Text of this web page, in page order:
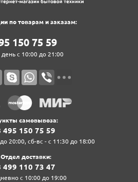
по товарам и заказам:
1‍5‍0‍ 7‍5‍ 5‍9‍
с 10:00 до 21:00
самовывоза:
4‍9‍5‍ 1‍5‍0‍ 7‍5‍ 5‍9‍
20:00, сб-вс - с 11:30 до 18:00
Отдел доставки:
4‍9‍9‍ 1‍1‍0‍ 7‍3‍ 4‍7‍
с 10:00 до 19:00